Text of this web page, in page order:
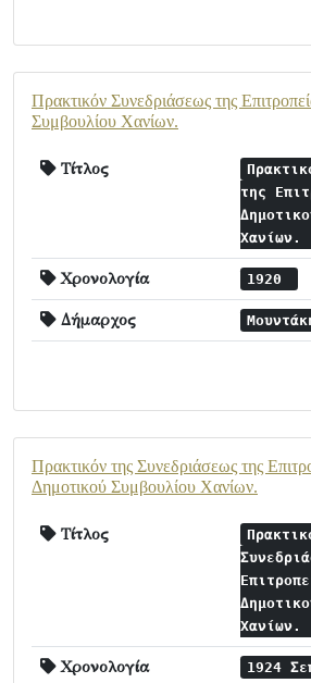
Πρακτικόν Συνεδριάσεως της
Συμβουλίου Χανίων.
Τίτλος
της
Χανίων.
Χρονολογία 1920
Δήμαρχος
Πρακτικόν της Συνεδριάσεως της
Δημοτικού Συμβουλίου Χανίων.
Τίτλος
Χανίων.
Χρονολογία 1924